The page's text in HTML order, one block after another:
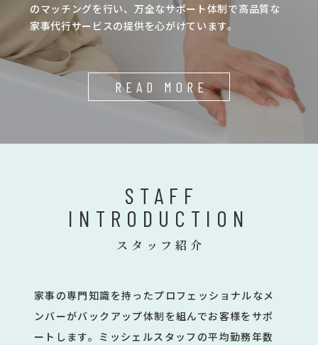
のマッチングを行い、万全なサポート体制で高品質な
家事代行サービスの提供を心がけています。
READ MORE
STAFF
INTRODUCTION
スタッフ紹介
家事の専門知識を持ったプロフェッショナルなメ
ンバーがバックアップ体制を組んでお客様をサポ
ートします。ミッシェルスタッフの平均勤務年数